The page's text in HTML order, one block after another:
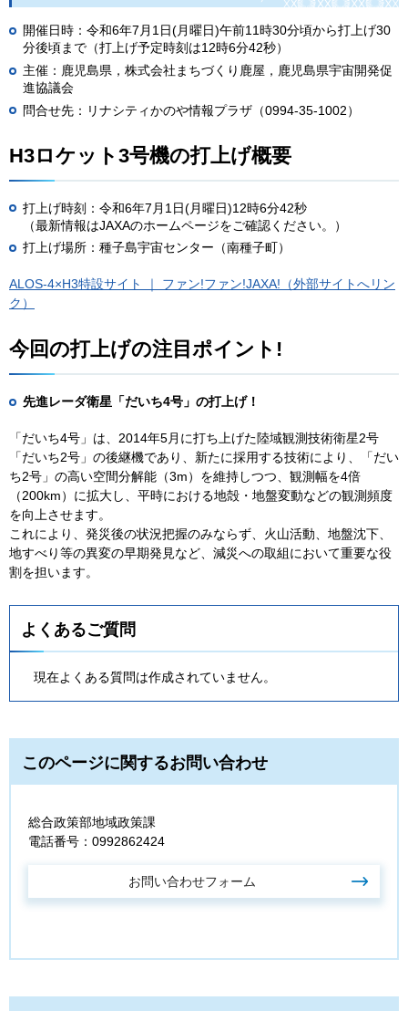
開催日時：令和6年7月1日(月曜日)午前11時30分頃から打上げ30
分後頃まで（打上げ予定時刻は12時6分42秒）
主催：鹿児島県，株式会社まちづくり鹿屋，鹿児島県宇宙開発促
進協議会
問合せ先：リナシティかのや情報プラザ（0994-35-1002）
H3ロケット3号機の打上げ概要
打上げ時刻：令和6年7月1日(月曜日)12時6分42秒
（最新情報はJAXAのホームページをご確認ください。）
打上げ場所：種子島宇宙センター（南種子町）
ALOS-4×H3特設サイト ｜ ファン!ファン!JAXA!（外部サイトへリン
ク）
今回の打上げの注目ポイント!
先進レーダ衛星「だいち4号」の打上げ！
「だいち4号」は、2014年5月に打ち上げた陸域観測技術衛星2号
「だいち2号」の後継機であり、新たに採用する技術により、「だい
ち2号」の高い空間分解能（3m）を維持しつつ、観測幅を4倍
（200km）に拡大し、平時における地殻・地盤変動などの観測頻度
を向上させます。
これにより、発災後の状況把握のみならず、火山活動、地盤沈下、
地すべり等の異変の早期発見など、減災への取組において重要な役
割を担います。
よくあるご質問
現在よくある質問は作成されていません。
このページに関するお問い合わせ
総合政策部地域政策課
電話番号：0992862424